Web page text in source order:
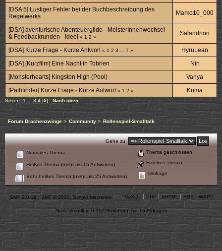
[DSA 5] Lustiger Fehler bei der Buchbeschreibung des
Regelwerks
Marko10_000
[DSA] aventurische Abenteuergilde - MeisterInnenwechsel
& Feedbackrunden - Idee! « 1 2 »
Salandrion
[DSA] Kurze Frage - Kurze Antwort « 1 2 3 7 »
HyruLean
[DSA] [Kurzfilm] Eine Nacht in Tobrien
Nin
[Monsterhearts] Kingston High (Pool)
Vanya
[Pathfinder] Kurze Frage - Kurze Antwort « 1 2 » Kuma
Seiten: 1 3 4 [5] Nach oben
Forum Drachenzwinge > Community> Rollenspiel-Smalltalk
Gehe zu:
Normales Thema
Heißes Thema (mehr als 15 Antworten)
Sehr heißes Thema (mehr als 25 Antworten)
Thema geschlossen
Fixiertes Thema
Umfrage
SMF 2.0.19 | SMF © 2020 Simple Machines MySQL PHP XHTML RSS WAP2
Seite erstellt in 0.267 Sekunden mit 16 Abfragen.